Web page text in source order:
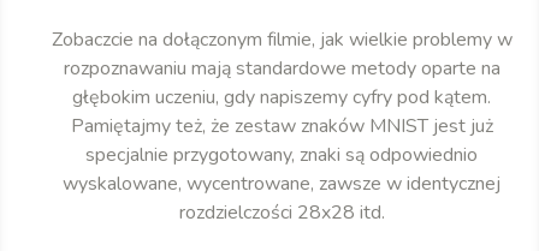
Zobaczcie na dołączonym filmie, jak wielkie problemy w
rozpoznawaniu mają standardowe metody oparte na
głębokim uczeniu, gdy napiszemy cyfry pod kątem.
Pamiętajmy też, że zestaw znaków MNIST jest już
specjalnie przygotowany, znaki są odpowiednio
wyskalowane, wycentrowane, zawsze w identycznej
rozdzielczości 28x28 itd.